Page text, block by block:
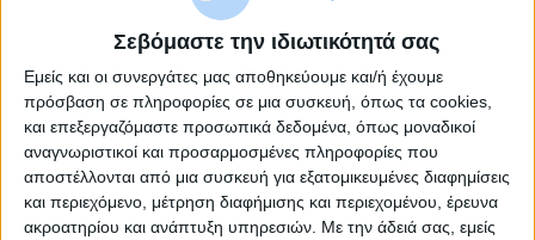
Σεβόμαστε την ιδιωτικότητά σας
Εμείς και οι συνεργάτες μας αποθηκεύουμε και/ή έχουμε
πρόσβαση σε πληροφορίες σε μια συσκευή, όπως τα cookies,
και επεξεργαζόμαστε προσωπικά δεδομένα, όπως μοναδικοί
αναγνωριστικοί και προσαρμοσμένες πληροφορίες που
αποστέλλονται από μια συσκευή για εξατομικευμένες διαφημίσεις
και περιεχόμενο, μέτρηση διαφήμισης και περιεχομένου, έρευνα
ακροατηρίου και ανάπτυξη υπηρεσιών. Με την άδειά σας, εμείς
66 ανα σελίδα